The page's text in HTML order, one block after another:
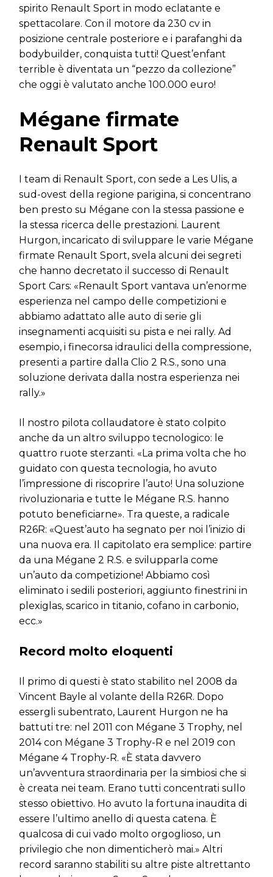
spirito Renault Sport in modo eclatante e
spettacolare. Con il motore da 230 cv in
posizione centrale posteriore e i parafanghi da
bodybuilder, conquista tutti! Quest’enfant
terrible è diventata un “pezzo da collezione”
che oggi è valutato anche 100.000 euro!
Mégane firmate
Renault Sport
I team di Renault Sport, con sede a Les Ulis, a
sud-ovest della regione parigina, si concentrano
ben presto su Mégane con la stessa passione e
la stessa ricerca delle prestazioni. Laurent
Hurgon, incaricato di sviluppare le varie Mégane
firmate Renault Sport, svela alcuni dei segreti
che hanno decretato il successo di Renault
Sport Cars: «Renault Sport vantava un’enorme
esperienza nel campo delle competizioni e
abbiamo adattato alle auto di serie gli
insegnamenti acquisiti su pista e nei rally. Ad
esempio, i finecorsa idraulici della compressione,
presenti a partire dalla Clio 2 R.S., sono una
soluzione derivata dalla nostra esperienza nei
rally.»
Il nostro pilota collaudatore è stato colpito
anche da un altro sviluppo tecnologico: le
quattro ruote sterzanti. «La prima volta che ho
guidato con questa tecnologia, ho avuto
l’impressione di riscoprire l’auto! Una soluzione
rivoluzionaria e tutte le Mégane R.S. hanno
potuto beneficiarne». Tra queste, a radicale
R26R: «Quest’auto ha segnato per noi l’inizio di
una nuova era. Il capitolato era semplice: partire
da una Mégane 2 R.S. e svilupparla come
un’auto da competizione! Abbiamo così
eliminato i sedili posteriori, aggiunto finestrini in
plexiglas, scarico in titanio, cofano in carbonio,
ecc.»
Record molto eloquenti
Il primo di questi è stato stabilito nel 2008 da
Vincent Bayle al volante della R26R. Dopo
essergli subentrato, Laurent Hurgon ne ha
battuti tre: nel 2011 con Mégane 3 Trophy, nel
2014 con Mégane 3 Trophy-R e nel 2019 con
Mégane 4 Trophy-R. «È stata davvero
un’avventura straordinaria per la simbiosi che si
è creata nei team. Erano tutti concentrati sullo
stesso obiettivo. Ho avuto la fortuna inaudita di
essere l’ultimo anello di questa catena. È
qualcosa di cui vado molto orgoglioso, un
privilegio che non dimenticherò mai.» Altri
record saranno stabiliti su altre piste altrettanto